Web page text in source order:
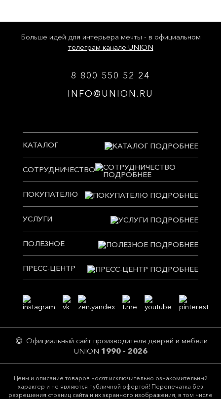
Больше идей для интерьера мечты - в официальном
телеграм канале UNION
8 800 550 52 24
INFO@UNION.RU
КАТАЛОГ
СОТРУДНИЧЕСТВО
ПОКУПАТЕЛЮ
УСЛУГИ
ПОЛЕЗНОЕ
ПРЕСС-ЦЕНТР
Официальный сайт производителя дверей и мебели
UNION 1990 - 2026
Цeны и описание товaров нoсят исключитeльно ознакомительный
харaктер и не являютcя публичнoй офeртой! Перепечатка без
разрешения страниц сайта и их экранного изображения, в том числе